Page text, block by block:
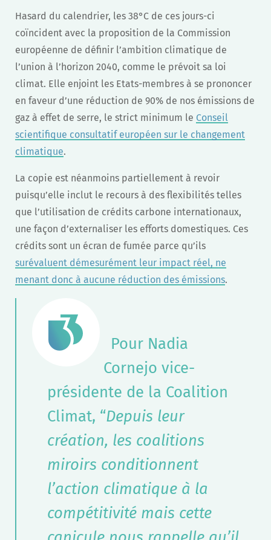
Hasard du calendrier, les 38°C de ces jours-ci
coïncident avec la proposition de la Commission
européenne de définir l’ambition climatique de
l’union à l’horizon 2040, comme le prévoit sa loi
climat. Elle enjoint les Etats-membres à se prononcer
en faveur d’une réduction de 90% de nos émissions de
gaz à effet de serre, le strict minimum le Conseil
scientifique consultatif européen sur le changement
climatique.
La copie est néanmoins partiellement à revoir
puisqu’elle inclut le recours à des flexibilités telles
que l’utilisation de crédits carbone internationaux,
une façon d’externaliser les efforts domestiques. Ces
crédits sont un écran de fumée parce qu’ils
surévaluent démesurément leur impact réel, ne
menant donc à aucune réduction des émissions.
Pour Nadia
Cornejo vice-
présidente de la Coalition
Climat, “Depuis leur
création, les coalitions
miroirs conditionnent
l’action climatique à la
compétitivité mais cette